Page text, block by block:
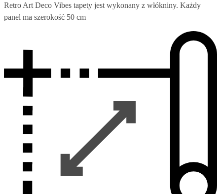
Retro Art Deco Vibes tapety jest wykonany z włókniny. Każdy
panel ma szerokość 50 cm